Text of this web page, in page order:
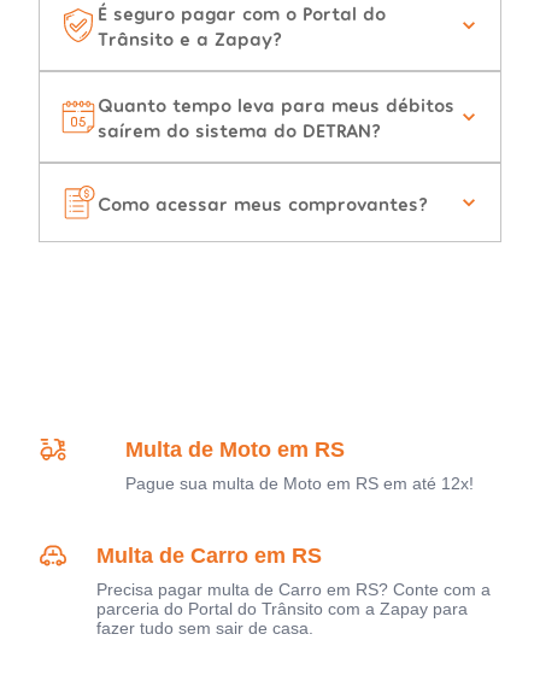
É seguro pagar com o Portal do
Trânsito e a Zapay?
Quanto tempo leva para meus débitos
saírem do sistema do DETRAN?
Como acessar meus comprovantes?
Multa de Moto em RS
Pague sua multa de Moto em RS em até 12x!
Multa de Carro em RS
Precisa pagar multa de Carro em RS? Conte com a
parceria do Portal do Trânsito com a Zapay para
fazer tudo sem sair de casa.